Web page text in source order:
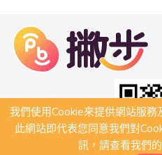
我們使用Cookie來提供網站服
此網站即代表您同意我們對
訊，請查看我們的